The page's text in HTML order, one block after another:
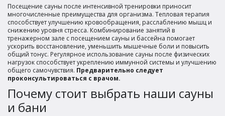
Посещение сауны после интенсивной тренировки приносит
многочисленные преимущества для организма. Тепловая терапия
способствует улучшению кровообращения, расслаблению мышц и
снижению уровня стресса. Комбинирование занятий в
тренажерном зале с посещением сауны и бассейна помогает
ускорить восстановление, уменьшить мышечные боли и повысить
общий тонус. Регулярное использование сауны после физических
нагрузок способствует укреплению иммунной системы и улучшению
общего самочувствия. Предварительно следует
проконсультироваться с врачом.
Почему стоит выбрать наши сауны
и бани